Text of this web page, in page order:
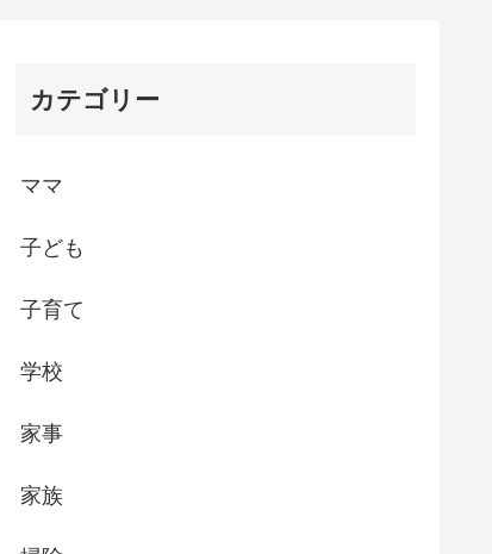
カテゴリー
ママ
子ども
子育て
学校
家事
家族